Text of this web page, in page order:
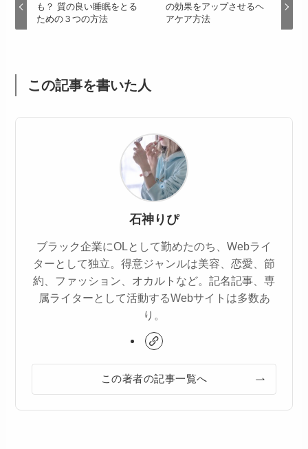
も？ 質の良い睡眠をとる
ための３つの方法
の効果をアップさせるヘ
アケア方法
この記事を書いた人
石神りぴ
ブラック企業にOLとして勤めたのち、Webライ
ターとして独立。得意ジャンルは美容、恋愛、節
約、ファッション、オカルトなど。記名記事、専
属ライターとして活動するWebサイトは多数あ
り。
この著者の記事一覧へ